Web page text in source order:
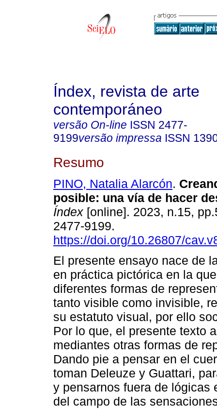
Índex, revista de arte
contemporáneo
versão On-line ISSN 2477-
9199versão impressa ISSN
Resumo
PINO, Natalia Alarcón.
posible: una vía de hacer
Índex [online]. 2023, n.15,
2477-9199.
https://doi.org/10.26807/
El presente ensayo nace de
en práctica pictórica en la
diferentes formas de
tanto visible como invisible,
su estatuto visual, por ello
Por lo que, el presente texto
mediantes otras formas de
Dando pie a pensar en el
toman Deleuze y Guattari,
y pensarnos fuera de lógicas
del campo de las